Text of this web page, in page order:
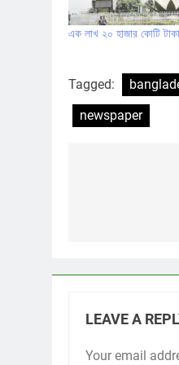
এক লাখ ২০ হাজার কোটি
Tagged:
newspaper
LEAVE A
Your email